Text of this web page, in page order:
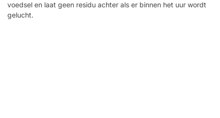
voedsel en laat geen residu achter als er binnen het uur wordt
gelucht.